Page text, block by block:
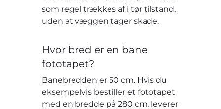
som regel trækkes af i tør tilstand,
uden at væggen tager skade.
Hvor bred er en bane
fototapet?
Banebredden er 50 cm. Hvis du
eksempelvis bestiller et fototapet
med en bredde på 280 cm, leverer